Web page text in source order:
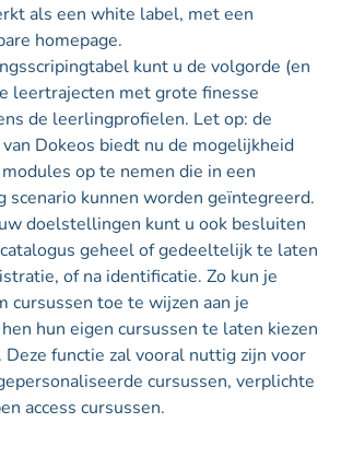
als een white label, met een
homepage.
kunt u de volgorde (en
leertrajecten met grote finesse
de leerlingprofielen. Let op: de
Dokeos biedt nu de mogelijkheid
op te nemen die in een
scenario kunnen worden geïntegreerd.
doelstellingen kunt u ook besluiten
geheel of gedeeltelijk te laten
of na identificatie. Zo kun je
cursussen toe te wijzen aan je
hun eigen cursussen te laten kiezen
Deze functie zal vooral nuttig zijn voor
cursussen, verplichte
access cursussen.